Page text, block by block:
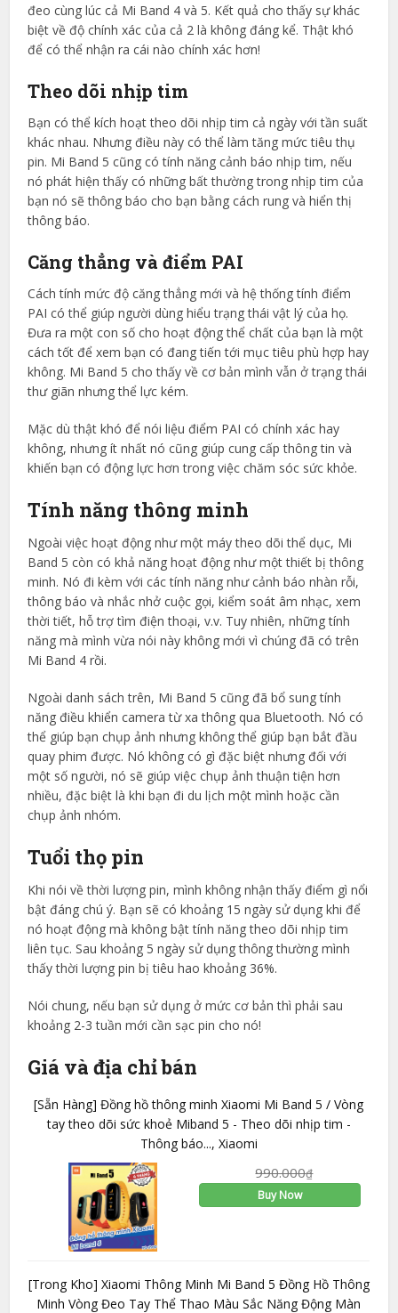
đeo cùng lúc cả Mi Band 4 và 5. Kết quả cho thấy sự khác
biệt về độ chính xác của cả 2 là không đáng kể. Thật khó
để có thể nhận ra cái nào chính xác hơn!
Theo dõi nhịp tim
Bạn có thể kích hoạt theo dõi nhịp tim cả ngày với tần suất
khác nhau. Nhưng điều này có thể làm tăng mức tiêu thụ
pin. Mi Band 5 cũng có tính năng cảnh báo nhịp tim, nếu
nó phát hiện thấy có những bất thường trong nhịp tim của
bạn nó sẽ thông báo cho bạn bằng cách rung và hiển thị
thông báo.
Căng thẳng và điểm PAI
Cách tính mức độ căng thẳng mới và hệ thống tính điểm
PAI có thể giúp người dùng hiểu trạng thái vật lý của họ.
Đưa ra một con số cho hoạt động thể chất của bạn là một
cách tốt để xem bạn có đang tiến tới mục tiêu phù hợp hay
không. Mi Band 5 cho thấy về cơ bản mình vẫn ở trạng thái
thư giãn nhưng thể lực kém.
Mặc dù thật khó để nói liệu điểm PAI có chính xác hay
không, nhưng ít nhất nó cũng giúp cung cấp thông tin và
khiến bạn có động lực hơn trong việc chăm sóc sức khỏe.
Tính năng thông minh
Ngoài việc hoạt động như một máy theo dõi thể dục, Mi
Band 5 còn có khả năng hoạt động như một thiết bị thông
minh. Nó đi kèm với các tính năng như cảnh báo nhàn rỗi,
thông báo và nhắc nhở cuộc gọi, kiểm soát âm nhạc, xem
thời tiết, hỗ trợ tìm điện thoại, v.v. Tuy nhiên, những tính
năng mà mình vừa nói này không mới vì chúng đã có trên
Mi Band 4 rồi.
Ngoài danh sách trên, Mi Band 5 cũng đã bổ sung tính
năng điều khiển camera từ xa thông qua Bluetooth. Nó có
thể giúp bạn chụp ảnh nhưng không thể giúp bạn bắt đầu
quay phim được. Nó không có gì đặc biệt nhưng đối với
một số người, nó sẽ giúp việc chụp ảnh thuận tiện hơn
nhiều, đặc biệt là khi bạn đi du lịch một mình hoặc cần
chụp ảnh nhóm.
Tuổi thọ pin
Khi nói về thời lượng pin, mình không nhận thấy điểm gì nổi
bật đáng chú ý. Bạn sẽ có khoảng 15 ngày sử dụng khi để
nó hoạt động mà không bật tính năng theo dõi nhịp tim
liên tục. Sau khoảng 5 ngày sử dụng thông thường mình
thấy thời lượng pin bị tiêu hao khoảng 36%.
Nói chung, nếu bạn sử dụng ở mức cơ bản thì phải sau
khoảng 2-3 tuần mới cần sạc pin cho nó!
Giá và địa chỉ bán
[Sẵn Hàng] Đồng hồ thông minh Xiaomi Mi Band 5 / Vòng
tay theo dõi sức khoẻ Miband 5 - Theo dõi nhịp tim -
Thông báo..., Xiaomi
990.000₫
Buy Now
[Trong Kho] Xiaomi Thông Minh Mi Band 5 Đồng Hồ Thông
Minh Vòng Đeo Tay Thể Thao Màu Sắc Năng Động Màn